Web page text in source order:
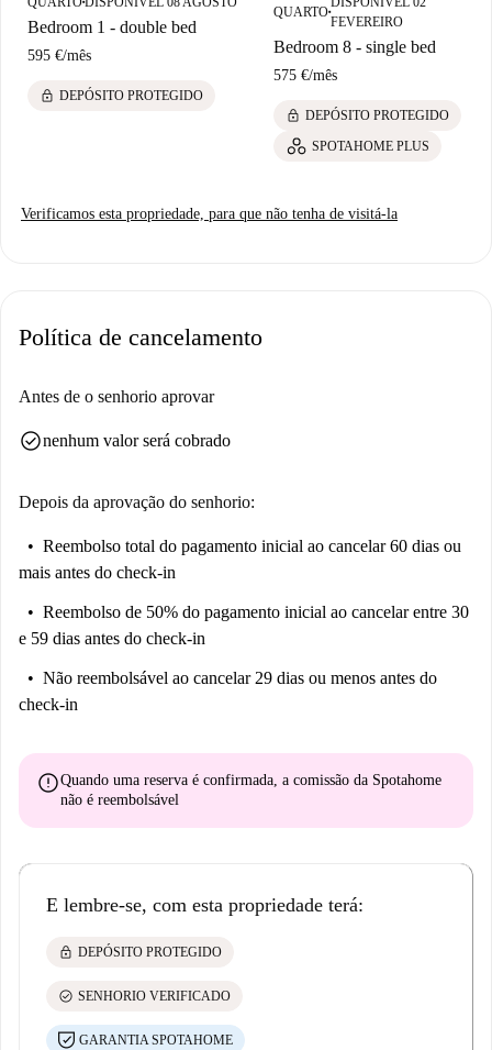
incluem La Folle Chanson e o mural de arte urbana Bambina Magritta,
de Vanna Vinci, oferecendo atrações enriquecedoras a uma curta
distância a pé. Descubra Bruxelas a partir do seu local ideal.
■
Bedroom 1 - double bed
595 €/mês
lock DEPÓSITO PROTEGIDO
QUARTO■
FEVEREIRO
Bedroom 8 - single bed
575 €/mês
lock DEPÓSITO PROTEGIDO
SPOTAHOME PLUS
Verificamos esta propriedade, para que não tenha de visitá-la
Política de cancelamento
Antes de o senhorio aprovar
check_circlenenhum valor será cobrado
Depois da aprovação do senhorio:
Reembolso total do pagamento inicial ao cancelar 60 dias ou
mais antes do check-in
Reembolso de 50% do pagamento inicial ao cancelar entre 30
e 59 dias antes do check-in
Não reembolsável ao cancelar 29 dias ou menos antes do
check-in
errorQuando uma reserva é confirmada, a comissão da Spotahome
não é reembolsável
E lembre-se, com esta propriedade terá:
lock DEPÓSITO PROTEGIDO
check_circle SENHORIO VERIFICADO
GARANTIA SPOTAHOME